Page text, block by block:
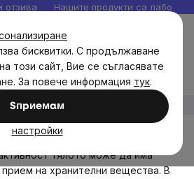
бисквитки. С продължаване
този сайт, Вие се съгласявате
За повече информация тук.
Sпpиeмaм
настройки
отзива Нашите продукти са
Спортно хранене
тялото може да има
прием на хранителни вещества. В